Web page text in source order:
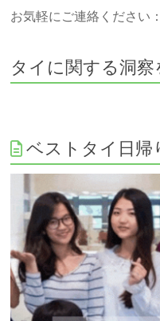
お気軽にご連絡ください：
タイに関する洞察
ベストタイ日帰